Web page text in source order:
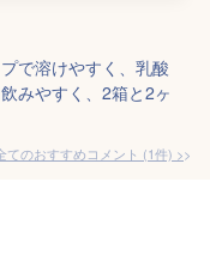
で溶けやすく、乳酸
みやすく、2箱と2ヶ
てのおすすめコメント (1件) >